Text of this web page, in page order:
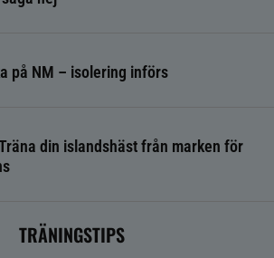
på NM – isolering införs
din islandshäst från marken för
TRÄNINGSTIPS